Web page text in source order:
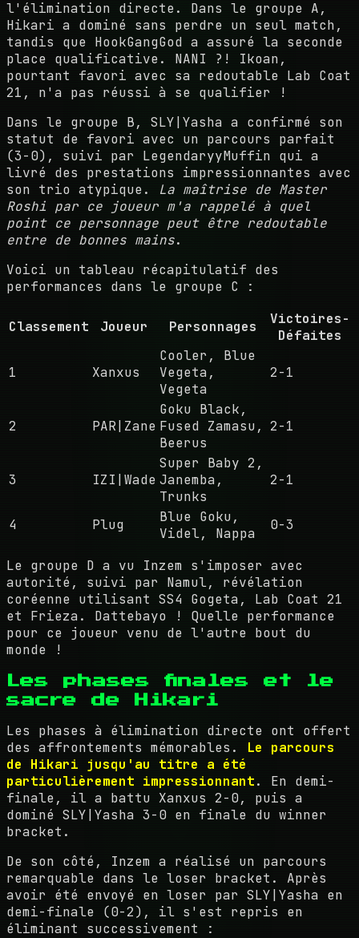
l'élimination directe. Dans le groupe A,
Hikari a dominé sans perdre un seul match,
tandis que HookGangGod a assuré la seconde
place qualificative. NANI ?! Ikoan,
pourtant favori avec sa redoutable Lab Coat
21, n'a pas réussi à se qualifier !
Dans le groupe B, SLY|Yasha a confirmé son
statut de favori avec un parcours parfait
(3-0), suivi par LegendaryyMuffin qui a
livré des prestations impressionnantes avec
son trio atypique. La maîtrise de Master
Roshi par ce joueur m'a rappelé à quel
point ce personnage peut être redoutable
entre de bonnes mains.
Voici un tableau récapitulatif des
performances dans le groupe C :
Classement Joueur Personnages
Victoires-
Défaites
1 Xanxus
Cooler, Blue
Vegeta,
Vegeta
2-1
2 PAR|Zane
Goku Black,
Fused Zamasu,
Beerus
2-1
3 IZI|Wade
Super Baby 2,
Janemba,
Trunks
2-1
4 Plug
Blue Goku,
Videl, Nappa
0-3
Le groupe D a vu Inzem s'imposer avec
autorité, suivi par Namul, révélation
coréenne utilisant SS4 Gogeta, Lab Coat 21
et Frieza. Dattebayo ! Quelle performance
pour ce joueur venu de l'autre bout du
monde !
Les phases finales et le
sacre de Hikari
Les phases à élimination directe ont offert
des affrontements mémorables. Le parcours
de Hikari jusqu'au titre a été
particulièrement impressionnant. En demi-
finale, il a battu Xanxus 2-0, puis a
dominé SLY|Yasha 3-0 en finale du winner
bracket.
De son côté, Inzem a réalisé un parcours
remarquable dans le loser bracket. Après
avoir été envoyé en loser par SLY|Yasha en
demi-finale (0-2), il s'est repris en
éliminant successivement :